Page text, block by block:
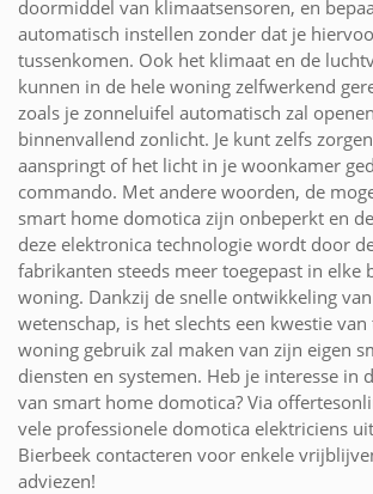
doormiddel van klimaatsensoren, en
automatisch instellen zonder dat je
tussenkomen. Ook het klimaat en de
kunnen in de hele woning zelfwerkend
zoals je zonneluifel automatisch zal
binnenvallend zonlicht. Je kunt zelfs
aanspringt of het licht in je woonkamer
commando. Met andere woorden, de
smart home domotica zijn onbeperkt en
deze elektronica technologie wordt door
fabrikanten steeds meer toegepast in elke
woning. Dankzij de snelle ontwikkeling
wetenschap, is het slechts een kwestie
woning gebruik zal maken van zijn eigen
diensten en systemen. Heb je interesse in
van smart home domotica? Via
vele professionele domotica elektriciens
Bierbeek contacteren voor enkele
adviezen!